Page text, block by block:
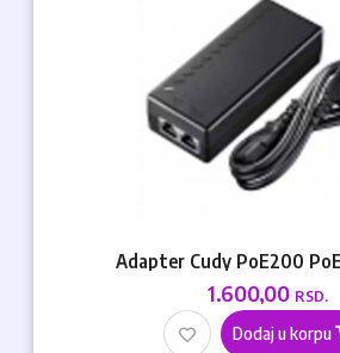
Adapter Cudy PoE200
1.600,00 RSD.
Dodaj u korpu